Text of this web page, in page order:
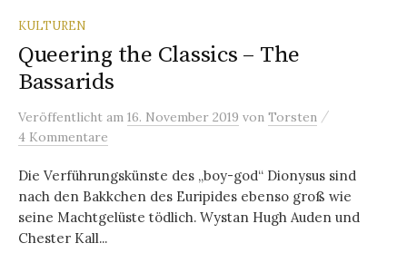
KULTUREN
Queering the Classics – The
Bassarids
Veröffentlicht am 16. November 2019 von Torsten /
4 Kommentare
Die Verführungskünste des „boy-god“ Dionysus sind
nach den Bakkchen des Euripides ebenso groß wie
seine Machtgelüste tödlich. Wystan Hugh Auden und
Chester Kall...